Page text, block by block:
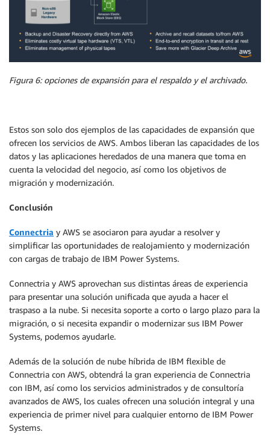
Figura 6: opciones de expansión para el respaldo y el archivado.
Estos son solo dos ejemplos de las capacidades de expansión que
ofrecen los servicios de AWS. Ambos liberan las capacidades de los
datos y las aplicaciones heredados de una manera que toma en
cuenta la velocidad del negocio, así como los objetivos de
migración y modernización.
Conclusión
Connectria y AWS se asociaron para ayudar a resolver y
simplificar las oportunidades de realojamiento y modernización
con cargas de trabajo de IBM Power Systems.
Connectria y AWS aprovechan sus distintas áreas de experiencia
para presentar una solución unificada que ayuda a hacer el
traspaso a la nube. Si necesita soporte a corto o largo plazo para la
migración, o si necesita expandir o modernizar sus IBM Power
Systems, podemos ayudarle.
Además de la solución de nube híbrida de IBM flexible de
Connectria con AWS, obtendrá la gran experiencia de Connectria
con IBM, así como los servicios administrados y de consultoría
avanzados de AWS, los cuales ofrecen una solución integral y una
experiencia de primer nivel para cualquier entorno de IBM Power
Systems.